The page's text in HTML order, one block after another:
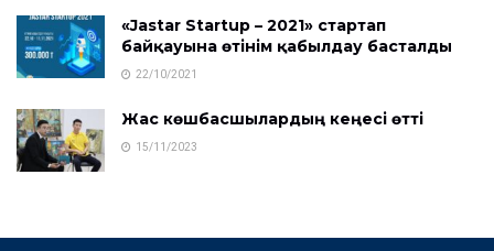
«Jastar Startup – 2021» стартап
байқауына өтінім қабылдау басталды
22/10/2021
Жас көшбасшылардың кеңесі өтті
15/11/2023